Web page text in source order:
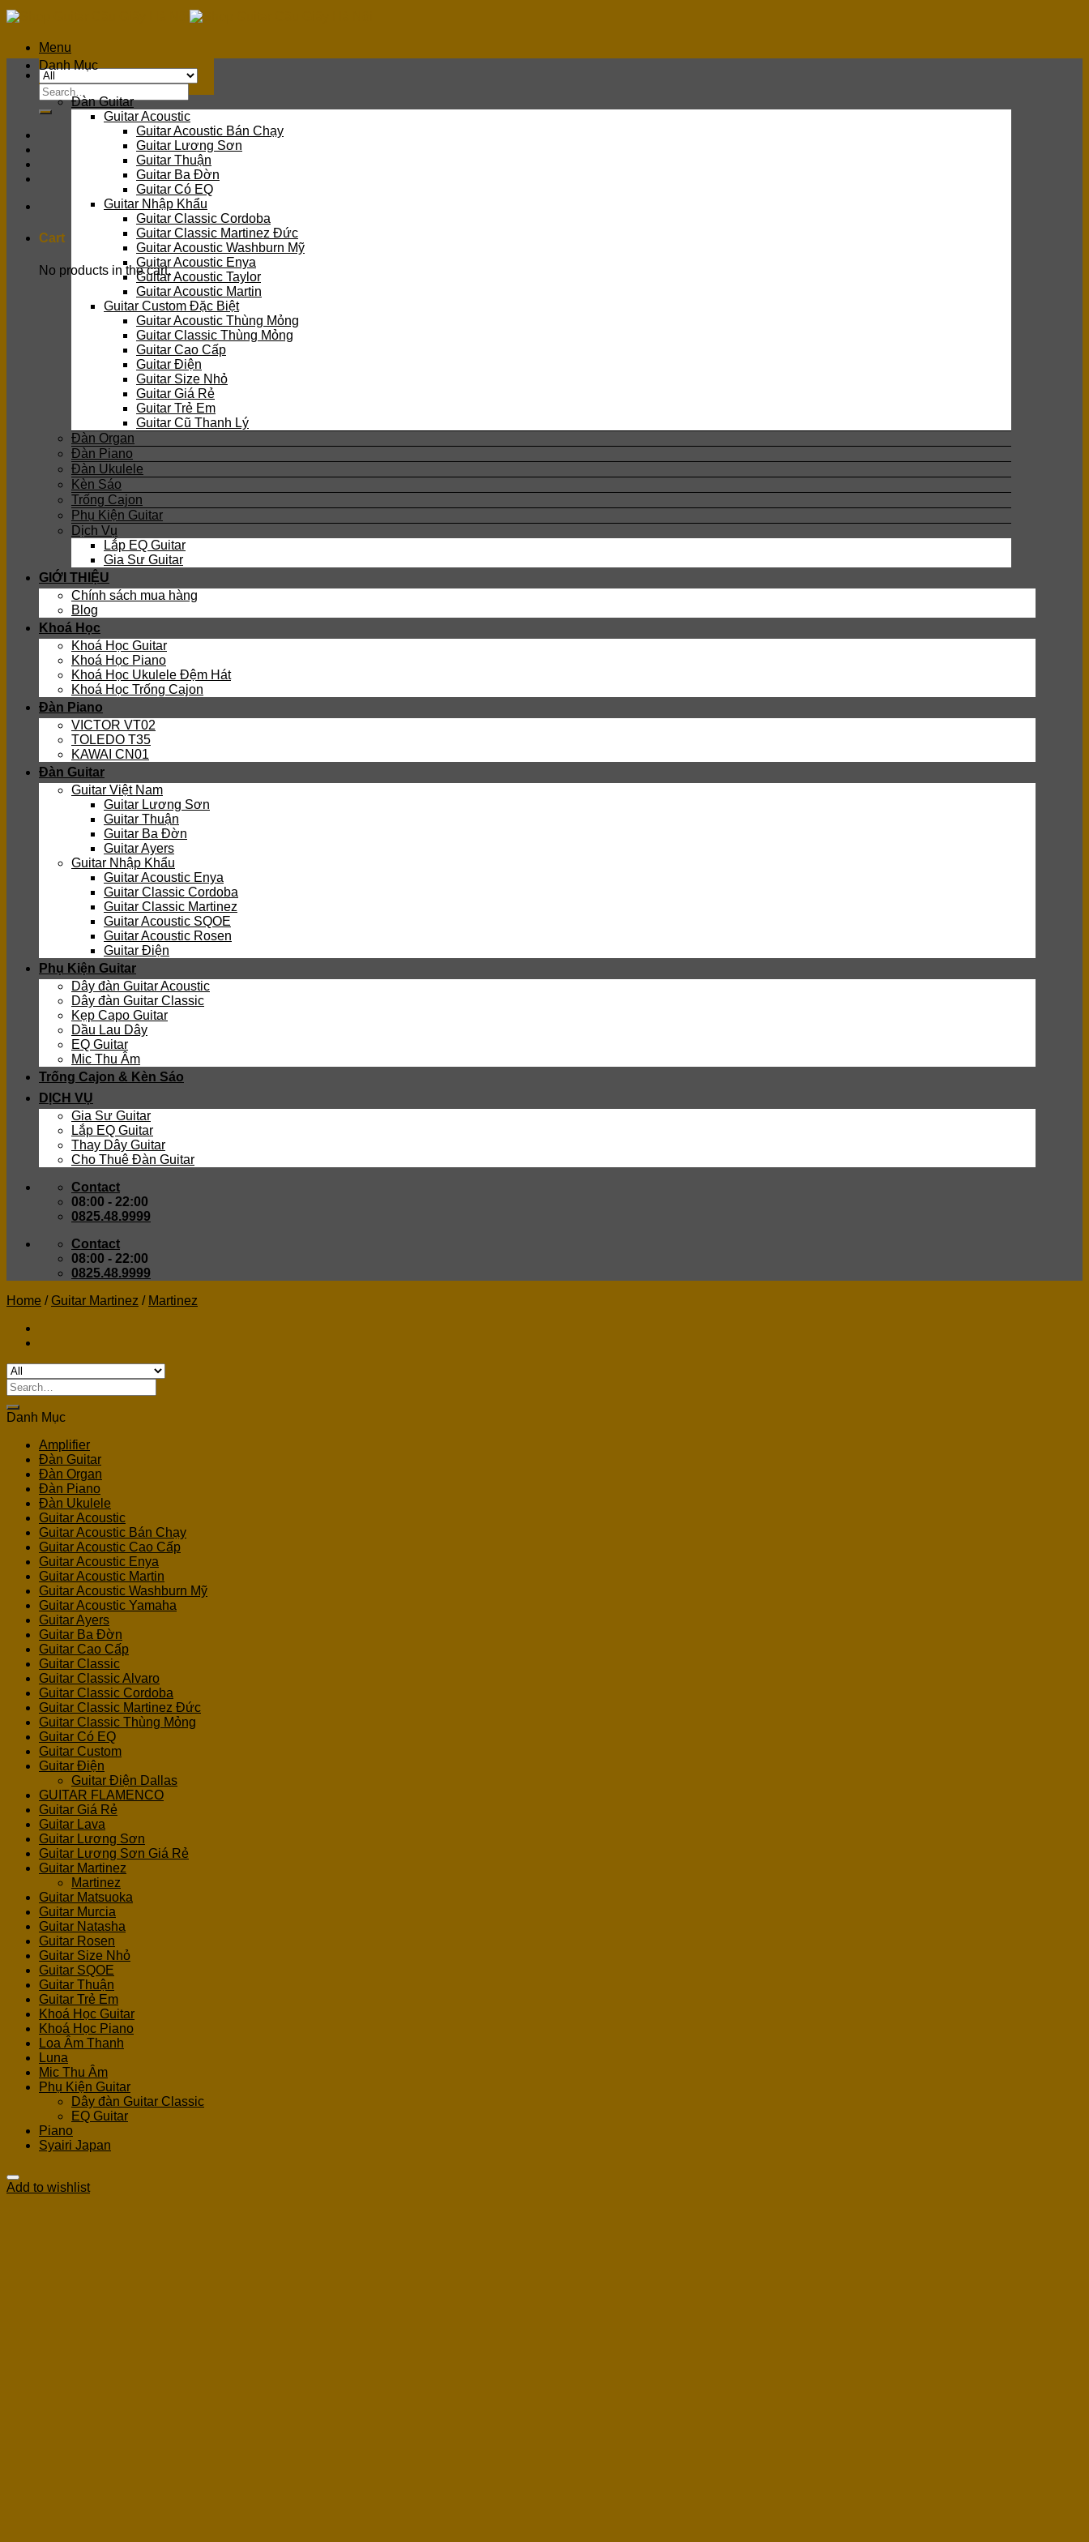
Skip
to
contentMenu
Search
for:
Cart
No products in the cart.
Danh Mục
Đàn Guitar
Guitar Acoustic
Guitar Acoustic Bán Chạy
Guitar Lương Sơn
Guitar Thuận
Guitar Ba Đờn
Guitar Có EQ
Guitar Nhập Khẩu
Guitar Classic Cordoba
Guitar Classic Martinez Đức
Guitar Acoustic Washburn Mỹ
Guitar Acoustic Enya
Guitar Acoustic Taylor
Guitar Acoustic Martin
Guitar Custom Đặc Biệt
Guitar Acoustic Thùng Mỏng
Guitar Classic Thùng Mỏng
Guitar Cao Cấp
Guitar Điện
Guitar Size Nhỏ
Guitar Giá Rẻ
Guitar Trẻ Em
Guitar Cũ Thanh Lý
Đàn Organ
Đàn Piano
Đàn Ukulele
Kèn Sáo
Trống Cajon
Phụ Kiện Guitar
Dịch Vụ
Lắp EQ Guitar
Gia Sư Guitar
GIỚI THIỆU
Chính sách mua hàng
Blog
Khoá Học
Khoá Học Guitar
Khoá Học Piano
Khoá Học Ukulele Đệm Hát
Khoá Học Trống Cajon
Đàn Piano
VICTOR VT02
TOLEDO T35
KAWAI CN01
Đàn Guitar
Guitar Việt Nam
Guitar Lương Sơn
Guitar Thuận
Guitar Ba Đờn
Guitar Ayers
Guitar Nhập Khẩu
Guitar Acoustic Enya
Guitar Classic Cordoba
Guitar Classic Martinez
Guitar Acoustic SQOE
Guitar Acoustic Rosen
Guitar Điện
Phụ Kiện Guitar
Dây đàn Guitar Acoustic
Dây đàn Guitar Classic
Kẹp Capo Guitar
Dầu Lau Dây
EQ Guitar
Mic Thu Âm
Trống Cajon & Kèn Sáo
DỊCH VỤ
Gia Sư Guitar
Lắp EQ Guitar
Thay Dây Guitar
Cho Thuê Đàn Guitar
Contact
08:00 - 22:00
0825.48.9999
Contact
08:00 - 22:00
0825.48.9999
Home / Guitar Martinez / Martinez
Search
for:
Danh Mục
Amplifier
Đàn Guitar
Đàn Organ
Đàn Piano
Đàn Ukulele
Guitar Acoustic
Guitar Acoustic Bán Chạy
Guitar Acoustic Cao Cấp
Guitar Acoustic Enya
Guitar Acoustic Martin
Guitar Acoustic Washburn Mỹ
Guitar Acoustic Yamaha
Guitar Ayers
Guitar Ba Đờn
Guitar Cao Cấp
Guitar Classic
Guitar Classic Alvaro
Guitar Classic Cordoba
Guitar Classic Martinez Đức
Guitar Classic Thùng Mỏng
Guitar Có EQ
Guitar Custom
Guitar Điện
Guitar Điện Dallas
GUITAR FLAMENCO
Guitar Giá Rẻ
Guitar Lava
Guitar Lương Sơn
Guitar Lương Sơn Giá Rẻ
Guitar Martinez
Martinez
Guitar Matsuoka
Guitar Murcia
Guitar Natasha
Guitar Rosen
Guitar Size Nhỏ
Guitar SQOE
Guitar Thuận
Guitar Trẻ Em
Khoá Học Guitar
Khoá Học Piano
Loa Âm Thanh
Luna
Mic Thu Âm
Phụ Kiện Guitar
Dây đàn Guitar Classic
EQ Guitar
Piano
Syairi Japan
Add to wishlist